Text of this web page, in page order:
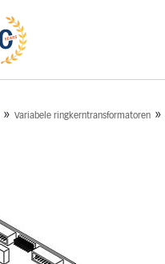
» Variabele ringkerntransformatoren »